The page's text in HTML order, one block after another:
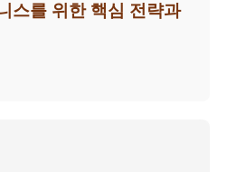
스를 위한 핵심 전략과